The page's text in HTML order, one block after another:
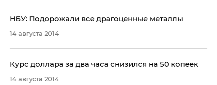
НБУ: Подорожали все драгоценные металлы
14 августа 2014
Курс доллара за два часа снизился на 50 копеек
14 августа 2014